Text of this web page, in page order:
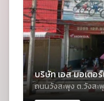
บริษัท เอส มอเตอ
ถนนวังสะพุง ต.วังสะ